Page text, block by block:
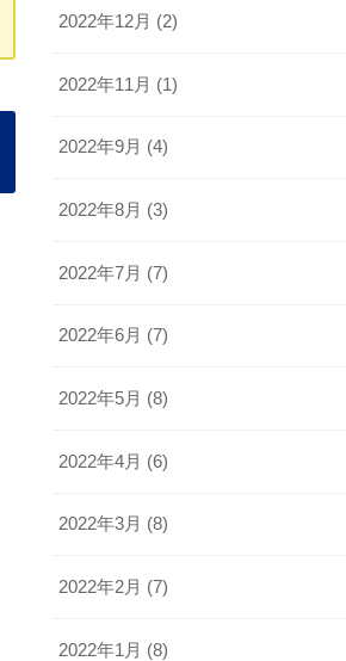
2022年12月 (2)
2022年11月 (1)
2022年9月 (4)
2022年8月 (3)
2022年7月 (7)
2022年6月 (7)
2022年5月 (8)
2022年4月 (6)
2022年3月 (8)
2022年2月 (7)
2022年1月 (8)